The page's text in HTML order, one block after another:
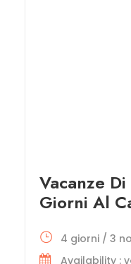
Vacanze
Giorni Al
4 giorni / 3
Availability :